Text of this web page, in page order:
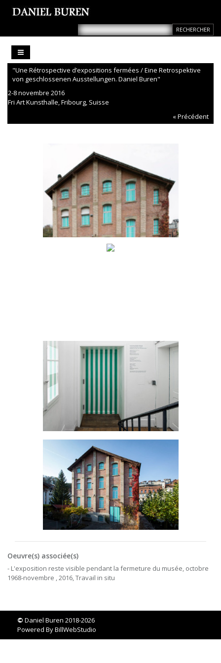
"Une Rétrospective d’expositions fermées / Eine Retrospektive
von geschlossenen Ausstellungen. Daniel Buren"
2-8 novembre 2016
Fri Art Kunsthalle, Fribourg, Suisse
« Précédent
Oeuvre(s) associée(s)
- L'exposition reste visible pendant la fermeture du musée, octobre
1968-novembre , 2016, Travail in situ
© Daniel Buren 2018-2026
Powered ByBillWebStudio